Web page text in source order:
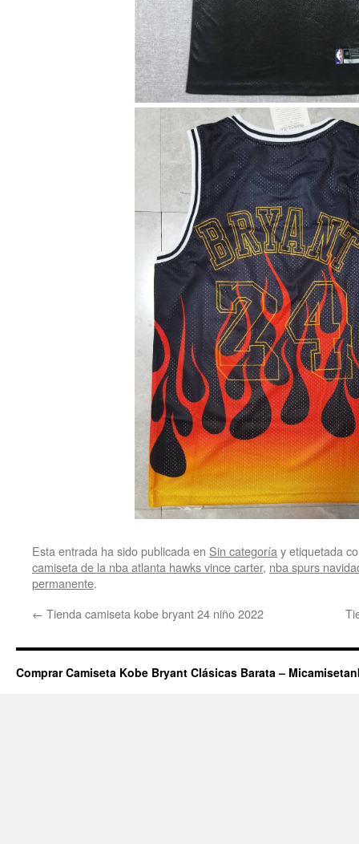
Esta entrada ha sido publicada en Sin categoríay etiquetada
camiseta de la nba atlanta hawks vince carter, nba spurs
permanente.
← Tienda camiseta kobe bryant 24 niño 2022
Comprar Camiseta Kobe Bryant Clásicas Barata –